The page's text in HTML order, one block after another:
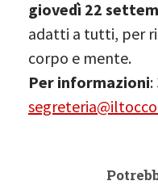
giovedì 22
adatti a tutti, per
corpo e mente.
Per informazioni: